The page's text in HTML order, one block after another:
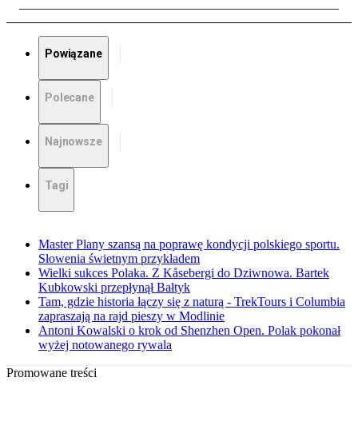
Powiązane
Polecane
Najnowsze
Tagi
Master Plany szansą na poprawę kondycji polskiego sportu.
Słowenia świetnym przykładem
Wielki sukces Polaka. Z Kåsebergi do Dziwnowa. Bartek
Kubkowski przepłynął Bałtyk
Tam, gdzie historia łączy się z naturą - TrekTours i Columbia
zapraszają na rajd pieszy w Modlinie
Antoni Kowalski o krok od Shenzhen Open. Polak pokonał
wyżej notowanego rywala
Promowane treści